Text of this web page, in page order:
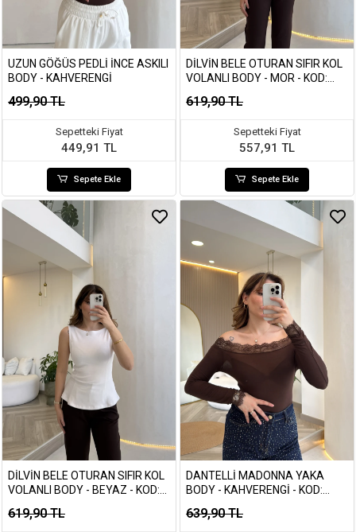
UZUN GÖĞÜS PEDLI İNCE ASKILI
BODY - KAHVERENGI
499,90 TL
Sepetteki Fiyat
449,91 TL
Sepete Ekle
DILVIN BELE OTURAN SIFIR KOL
VOLANLI BODY - MOR - KOD:
619,90 TL
Sepetteki Fiyat
557,91 TL
Sepete Ekle
DILVIN BELE OTURAN SIFIR KOL
VOLANLI BODY - BEYAZ - KOD:
619,90 TL
DANTELLI MADONNA YAKA
BODY - KAHVERENGI - KOD:
639,90 TL